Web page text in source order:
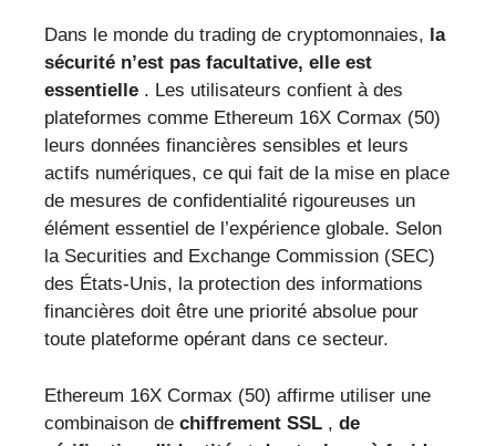
Dans le monde du trading de cryptomonnaies, la
sécurité n’est pas facultative, elle est
essentielle . Les utilisateurs confient à des
plateformes comme Ethereum 16X Cormax (50)
leurs données financières sensibles et leurs
actifs numériques, ce qui fait de la mise en place
de mesures de confidentialité rigoureuses un
élément essentiel de l’expérience globale. Selon
la Securities and Exchange Commission (SEC)
des États-Unis, la protection des informations
financières doit être une priorité absolue pour
toute plateforme opérant dans ce secteur.
Ethereum 16X Cormax (50) affirme utiliser une
combinaison de chiffrement SSL , de